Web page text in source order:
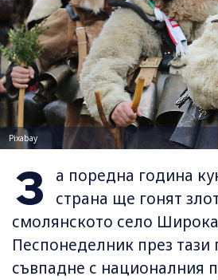
Pixabay
З
а поредна година
страна ще гонят
смолянското село
Песпонеделник през
съвпадне с националния